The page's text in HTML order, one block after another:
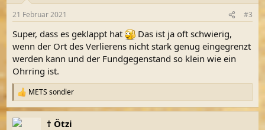
21 Februar 2021 #3
Super, dass es geklappt hat
Das ist ja oft schwierig,
wenn der Ort des Verlierens nicht stark genug eingegrenzt
werden kann und der Fundgegenstand so klein wie ein
Ohrring ist.
R
e
a
k
METS sondler
† Ötzi